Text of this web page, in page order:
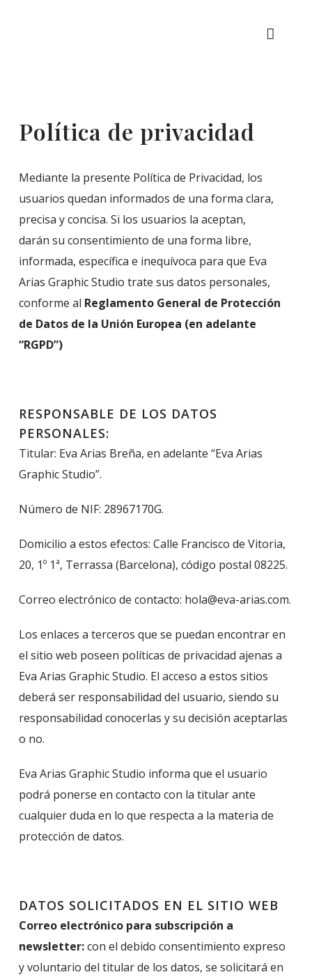
Política de privacidad
Mediante la presente Política de Privacidad, los
usuarios quedan informados de una forma clara,
precisa y concisa. Si los usuarios la aceptan,
darán su consentimiento de una forma libre,
informada, específica e inequívoca para que Eva
Arias Graphic Studio trate sus datos personales,
conforme al Reglamento General de Protección
de Datos de la Unión Europea (en adelante
“RGPD”)
RESPONSABLE DE LOS DATOS
PERSONALES:
Titular: Eva Arias Breña, en adelante “Eva Arias
Graphic Studio”.
Número de NIF: 28967170G.
Domicilio a estos efectos: Calle Francisco de Vitoria,
20, 1º 1ª, Terrassa (Barcelona), código postal 08225.
Correo electrónico de contacto: hola@eva-arias.com.
Los enlaces a terceros que se puedan encontrar en
el sitio web poseen políticas de privacidad ajenas a
Eva Arias Graphic Studio. El acceso a estos sitios
deberá ser responsabilidad del usuario, siendo su
responsabilidad conocerlas y su decisión aceptarlas
o no.
Eva Arias Graphic Studio informa que el usuario
podrá ponerse en contacto con la titular ante
cualquier duda en lo que respecta a la materia de
protección de datos.
DATOS SOLICITADOS EN EL SITIO WEB
Correo electrónico para subscripción a
newsletter:con el debido consentimiento expreso
y voluntario del titular de los datos, se solicitará en